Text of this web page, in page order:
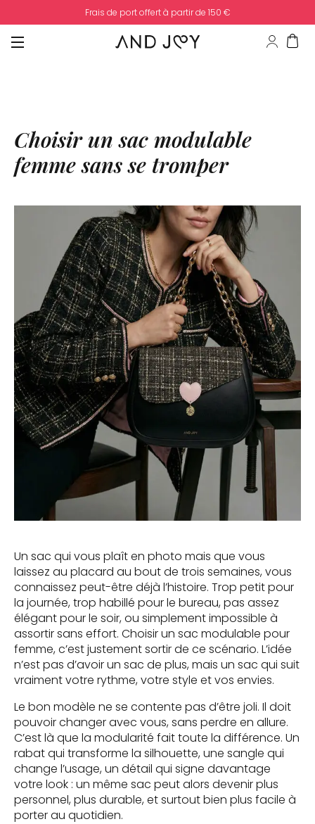
Frais de port offert à partir de 150 €
Choisir un sac modulable
femme sans se tromper
Un sac qui vous plaît en photo mais que vous
laissez au placard au bout de trois semaines, vous
connaissez peut-être déjà l’histoire. Trop petit pour
la journée, trop habillé pour le bureau, pas assez
élégant pour le soir, ou simplement impossible à
assortir sans effort. Choisir un sac modulable pour
femme, c’est justement sortir de ce scénario. L’idée
n’est pas d’avoir un sac de plus, mais un sac qui suit
vraiment votre rythme, votre style et vos envies.
Le bon modèle ne se contente pas d’être joli. Il doit
pouvoir changer avec vous, sans perdre en allure.
C’est là que la modularité fait toute la différence. Un
rabat qui transforme la silhouette, une sangle qui
change l’usage, un détail qui signe davantage
votre look : un même sac peut alors devenir plus
personnel, plus durable, et surtout bien plus facile à
porter au quotidien.